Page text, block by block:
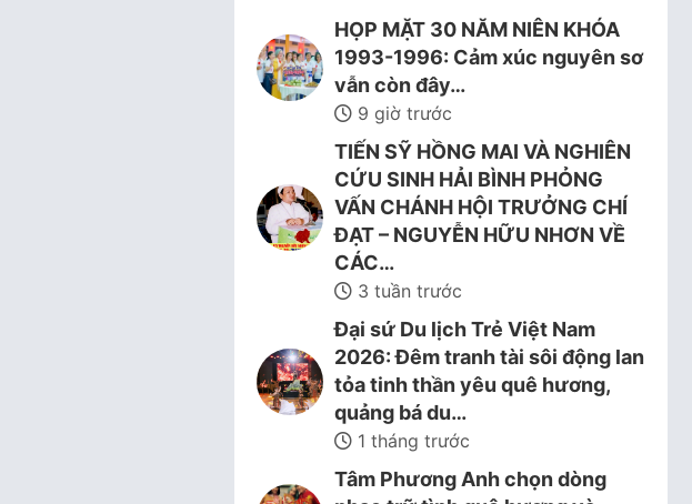
HỌP MẶT 30 NĂM NIÊN KHÓA
1993-1996: Cảm xúc nguyên sơ
vẫn còn đây…
9 giờ trước
TIẾN SỸ HỒNG MAI VÀ NGHIÊN
CỨU SINH HẢI BÌNH PHỎNG
VẤN CHÁNH HỘI TRƯỞNG CHÍ
ĐẠT – NGUYỄN HỮU NHƠN VỀ
CÁC…
3 tuần trước
Đại sứ Du lịch Trẻ Việt Nam
2026: Đêm tranh tài sôi động lan
tỏa tinh thần yêu quê hương,
quảng bá du…
1 tháng trước
Tâm Phương Anh chọn dòng